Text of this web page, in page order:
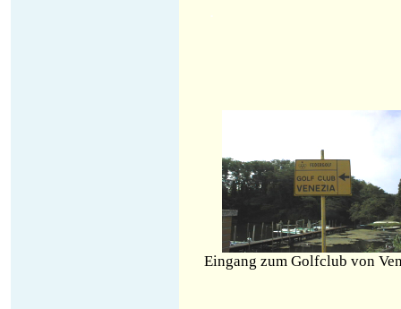
Eingang zum Golfclub von